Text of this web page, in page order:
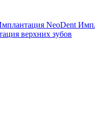
NeoDent
верхних зубов